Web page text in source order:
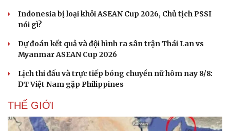
Indonesia bị loại khỏi ASEAN Cup 2026, Chủ tịch PSSI
nói gì?
Dự đoán kết quả và đội hình ra sân trận Thái Lan vs
Myanmar ASEAN Cup 2026
Lịch thi đấu và trực tiếp bóng chuyền nữ hôm nay 8/8:
ĐT Việt Nam gặp Philippines
THẾ GIỚI